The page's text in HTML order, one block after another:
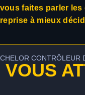
faites parler les
à mieux
CONTRÔLEUR
VOUS